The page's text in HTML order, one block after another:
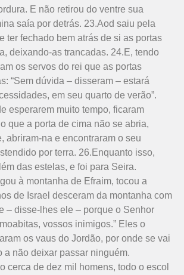
E não retirou do ventre sua
saía por detrás. 23.Aod saiu pela
ter fechado bem atrás de si as portas
deixando-as trancadas. 24.E, tendo
os servos do rei que as portas
“Sem dúvida – disseram – estará
em seu quarto de verão”.
esperarem muito tempo, ficaram
que a porta de cima não se abria,
abriram-na e encontraram o seu
por terra. 26.Enquanto isso,
das estelas, e foi para Seira.
à montanha de Efraim, tocou a
de Israel desceram da montanha com
– disse-lhes ele – porque o Senhor
vossos inimigos.” Eles o
os vaus do Jordão, por onde se vai
a não deixar passar ninguém.
cerca de dez mil homens, todo o escol